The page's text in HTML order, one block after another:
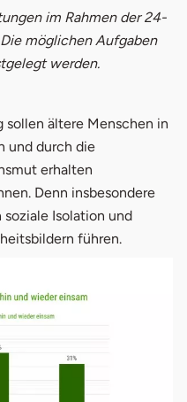
im Rahmen der 24-
möglichen Aufgaben
werden.
ältere Menschen in
und durch die
erhalten
Denn insbesondere
Isolation und
führen.